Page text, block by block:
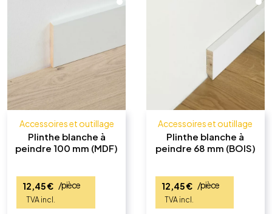
Accessoires et outillage
Plinthe blanche à
peindre 100 mm (MDF)
12,45€ /pièce
Accessoires et outillage
Plinthe blanche à
peindre 68 mm (BOIS)
12,45€ /pièce